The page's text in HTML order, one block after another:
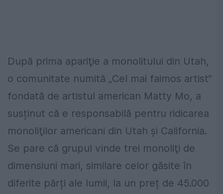
După prima apariţie a monolitului din Utah,
o comunitate numită „Cel mai faimos artist”
fondată de artistul american Matty Mo, a
susținut că e responsabilă pentru ridicarea
monoliţilor americani din Utah și California.
Se pare că grupul vinde trei monoliţi de
dimensiuni mari, similare celor găsite în
diferite părți ale lumii, la un preț de 45.000